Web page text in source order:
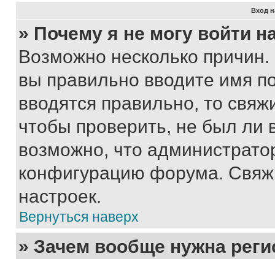
Вход
» Почему я не могу войти
Возможно несколько
вы правильно вводите имя
вводятся правильно, то
чтобы проверить, не был ли
возможно, что
конфигурацию форума.
настроек.
Вернуться наверх
» Зачем вообще нужна